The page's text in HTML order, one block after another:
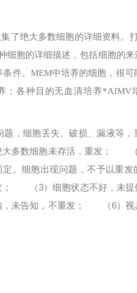
了绝大多数细胞的详细资料。
细胞的详细描述，包括细胞的
件。MEM中培养的细胞，很可
；各种目的无血清培养*AIMV
，细胞丢失、破损、漏液等，
多数细胞未存活，重发；
（4
。细胞出现问题，不予以重发
（3）细胞状态不好，未提
未告知，不重发；
（6）视